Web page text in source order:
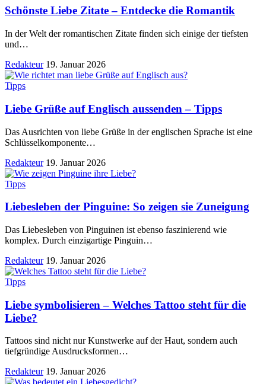
Schönste Liebe Zitate – Entdecke die Romantik
In der Welt der romantischen Zitate finden sich einige der tiefsten
und…
Redakteur 19. Januar 2026
Tipps
Liebe Grüße auf Englisch aussenden – Tipps
Das Ausrichten von liebe Grüße in der englischen Sprache ist eine
Schlüsselkomponente…
Redakteur 19. Januar 2026
Tipps
Liebesleben der Pinguine: So zeigen sie Zuneigung
Das Liebesleben von Pinguinen ist ebenso faszinierend wie
komplex. Durch einzigartige Pinguin…
Redakteur 19. Januar 2026
Tipps
Liebe symbolisieren – Welches Tattoo steht für die
Liebe?
Tattoos sind nicht nur Kunstwerke auf der Haut, sondern auch
tiefgründige Ausdrucksformen…
Redakteur 19. Januar 2026